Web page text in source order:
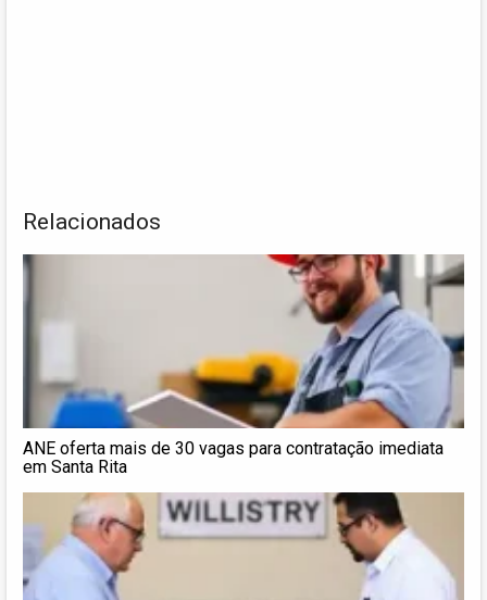
Relacionados
ANE oferta mais de 30 vagas para contratação imediata
em Santa Rita